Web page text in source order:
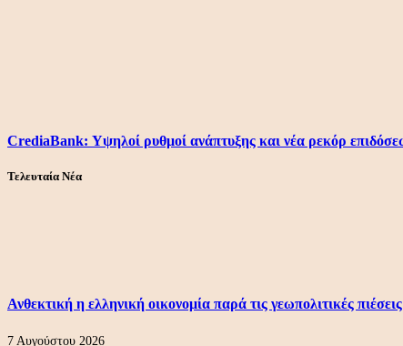
CrediaBank: Υψηλοί ρυθμοί ανάπτυξης και νέα ρεκόρ
Τελευταία Νέα
Ανθεκτική η ελληνική οικονομία παρά τις γεωπολιτικές πιέσεις
7 Αυγούστου 2026